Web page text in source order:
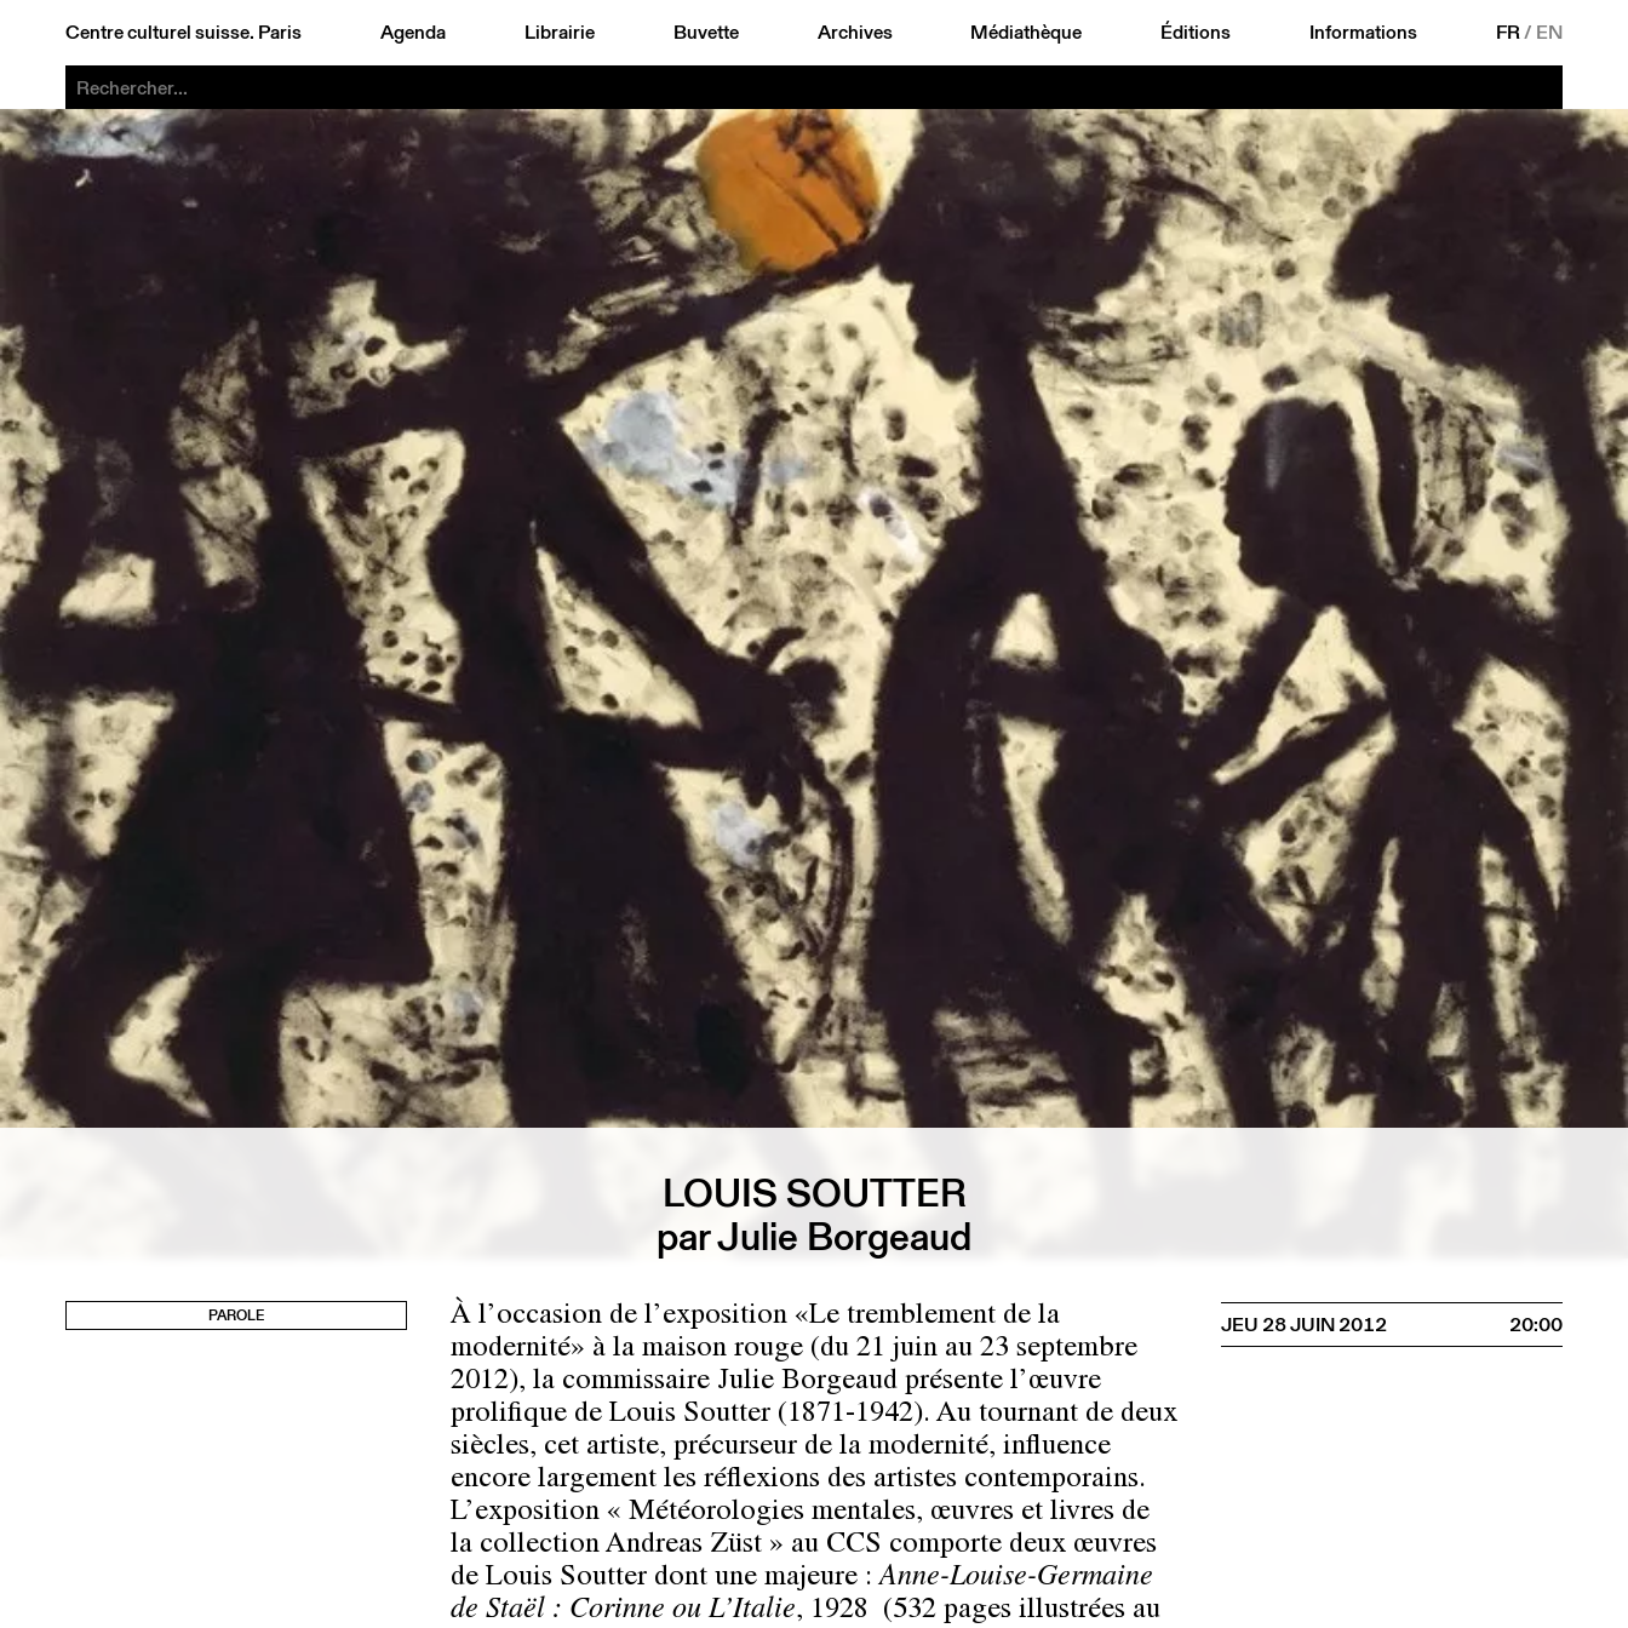
Centre culturel suisse. Paris Agenda Librairie Buvette Archives Médiathèque Éditions Informations FR/ EN
LOUIS SOUTTER
par Julie Borgeaud
PAROLE
À l’occasion de l’exposition «Le tremblement de la
modernité» à la maison rouge (du 21 juin au 23 septembre
2012), la commissaire Julie Borgeaud présente l’œuvre
prolifique de Louis Soutter (1871-1942). Au tournant de deux
siècles, cet artiste, précurseur de la modernité, influence
encore largement les réflexions des artistes contemporains.
L’exposition « Météorologies mentales, œuvres et livres de
la collection Andreas Züst » au CCS comporte deux œuvres
de Louis Soutter dont une majeure :Anne-Louise-Germaine
de Staël : Corinne ou L’Italie, 1928 (532 pages illustrées au
JEU 28 JUIN 2012 20:00